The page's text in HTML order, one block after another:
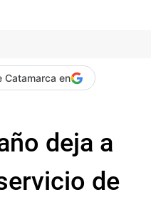
Catamarca en
deja a
de